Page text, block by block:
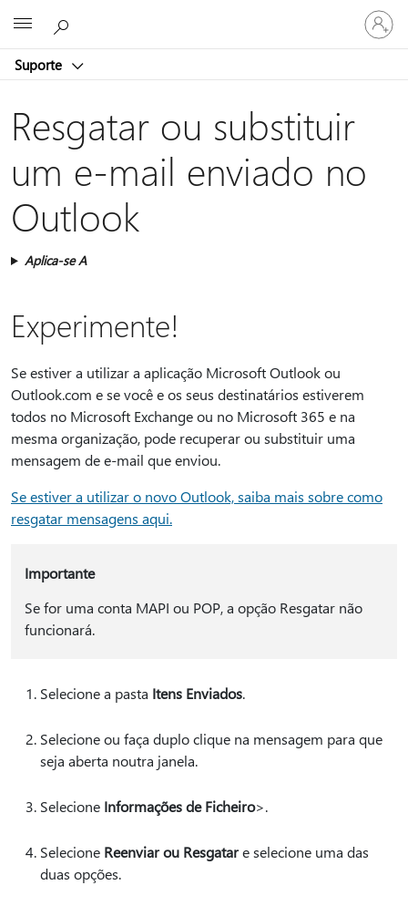
Suporte
Iniciar
sessão
na
Resgatar ou substituir
um e-mail enviado no
Outlook
Aplica-se A
Experimente!
Se estiver a utilizar a aplicação Microsoft Outlook ou
Outlook.com e se você e os seus destinatários estiverem
todos no Microsoft Exchange ou no Microsoft 365 e na
mesma organização, pode recuperar ou substituir uma
mensagem de e-mail que enviou.
Se estiver a utilizar o novo Outlook, saiba mais sobre como
resgatar mensagens aqui.
Importante
Se for uma conta MAPI ou POP, a opção Resgatar não
funcionará.
Selecione a pasta Itens Enviados.
Selecione ou faça duplo clique na mensagem para que
seja aberta noutra janela.
Selecione Informações de Ficheiro>.
Selecione Reenviar ou Resgatare selecione uma das
duas opções.